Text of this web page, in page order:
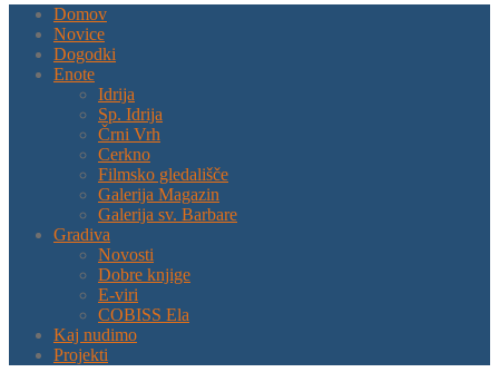
Domov
Novice
Dogodki
Enote
Idrija
Sp. Idrija
Črni Vrh
Cerkno
Filmsko gledališče
Galerija Magazin
Galerija sv. Barbare
Gradiva
Novosti
Dobre knjige
E-viri
COBISS Ela
Kaj nudimo
Projekti